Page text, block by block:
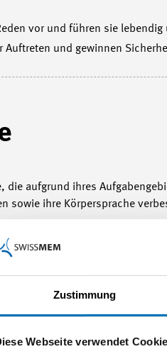
Zustimmung
Webseite verwendet
vor und führen sie
Auftreten und gewinnen
die aufgrund ihres
sowie ihre Körpersprache